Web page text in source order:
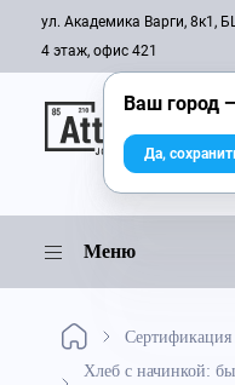
ул. Академика Варги, 8к1,
4 этаж, офис 421
Онлайн-
Меню
Сертификация
Хлеб с начинкой:
Ваш город
Да,